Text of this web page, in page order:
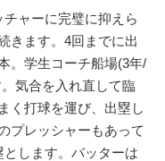
ャーに完璧に抑えら
きます。4回までに出
。学生コーチ船場(3年/
気合を入れ直して臨
く打球を運び、出塁し
プレッシャーもあって
します。バッターは